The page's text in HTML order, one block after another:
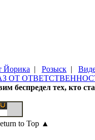
Йорика | Розыск |
ОТ
беспредел тех, кто
to Top ▲